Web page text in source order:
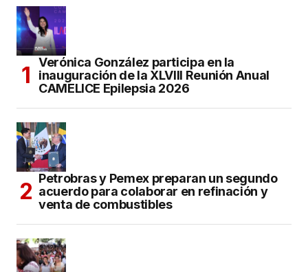
Verónica González participa en la
inauguración de la XLVIII Reunión Anual
CAMELICE Epilepsia 2026
Petrobras y Pemex preparan un segundo
acuerdo para colaborar en refinación y
venta de combustibles